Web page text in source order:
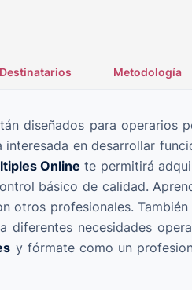
Destinatarios Metodología
diseñados para operarios
en desarrollar
Online te permitirá
básico de calidad.
profesionales.
necesidades
y fórmate como un